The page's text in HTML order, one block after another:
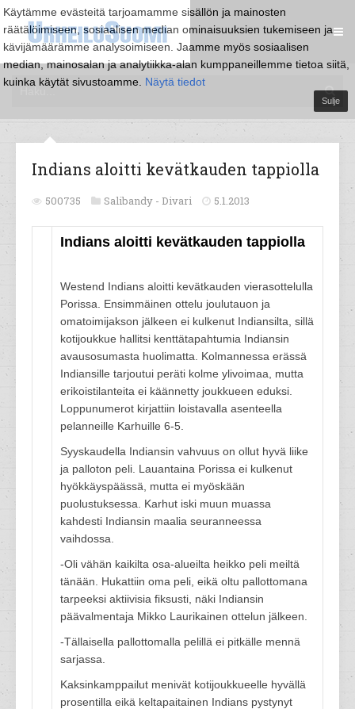
Käytämme evästeitä tarjoamamme sisällön ja mainosten
räätälöimiseen, sosiaalisen median ominaisuuksien tukemiseen ja
kävijämäärämme analysoimiseen. Jaamme myös sosiaalisen
median, mainosalan ja analytiikka-alan kumppaneillemme tietoa siitä,
kuinka käytät sivustoamme. Näytä tiedot
Sulje
Indians aloitti kevätkauden tappiolla
500735 Salibandy - Divari 5.1.2013
Indians aloitti kevätkauden tappiolla
Westend Indians aloitti kevätkauden vierasottelulla
Porissa. Ensimmäinen ottelu joulutauon ja
omatoimijakson jälkeen ei kulkenut Indiansilta, sillä
kotijoukkue hallitsi kenttätapahtumia Indiansin
avausosumasta huolimatta. Kolmannessa erässä
Indiansille tarjoutui peräti kolme ylivoimaa, mutta
erikoistilanteita ei käännetty joukkueen eduksi.
Loppunumerot kirjattiin loistavalla asenteella
pelanneille Karhuille 6-5.
Syyskaudella Indiansin vahvuus on ollut hyvä liike
ja palloton peli. Lauantaina Porissa ei kulkenut
hyökkäyspäässä, mutta ei myöskään
puolustuksessa. Karhut iski muun muassa
kahdesti Indiansin maalia seuranneessa
vaihdossa.
-Oli vähän kaikilta osa-alueilta heikko peli meiltä
tänään. Hukattiin oma peli, eikä oltu pallottomana
tarpeeksi aktiivisia fiksusti, näki Indiansin
päävalmentaja Mikko Laurikainen ottelun jälkeen.
-Tällaisella pallottomalla pelillä ei pitkälle mennä
sarjassa.
Kaksinkamppailut menivät kotijoukkueelle hyvällä
prosentilla eikä keltapaitainen Indians pystynyt